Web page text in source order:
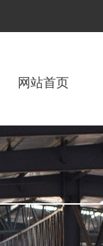
网站首页